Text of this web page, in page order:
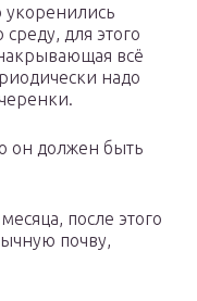
укоренились
для этого
всё
надо
он должен быть
после этого
почву,